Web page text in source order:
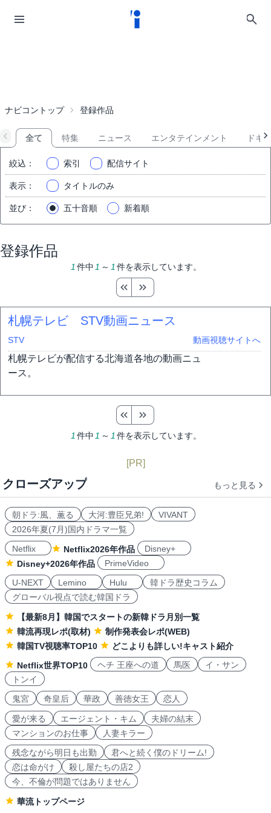
ナビコントップ 登録作品
全て 特集 ニュース エンタテインメント ドキ
絞込 ： 索引 配信サイト
表示 ： タイトルのみ
並び ： 五十音順 新着順
登録作品
1 件中 1 ～ 1 件を表示しています。
札幌テレビ STV動画ニュース
STV 動画視聴サイトへ
札幌テレビが配信する北海道各地の動画ニュ
ース。
1 件中 1 ～ 1 件を表示しています。
[PR]
クローズアップ もっと見る
朝ドラ:風、薫る 大河:豊臣兄弟!
VIVANT
2026年夏(7月)国内ドラマ一覧
Netflix
Netflix2026年作品
Disney+
Disney+2026年作品
PrimeVideo
U-NEXT
Lemino Hulu
韓ドラ歴史コラム
グローバル視点で読む韓国ドラ
【最新8月】韓国でスタートの新韓ドラ月別一覧
韓流再現レポ(取材)
制作発表会レポ(WEB)
韓国TV視聴率TOP10
どこよりも詳しい!キャスト紹介
Netflix世界TOP10
ヘチ 王座への道 馬医
イ・サン
トンイ
鬼宮
奇皇后 華政 善徳女王 恋人
愛が来る エージェント・キム
夫婦の結末
マンションのお仕事
人妻キラー
残念ながら明日も出勤
君へと続く僕のドリーム!
恋は命がけ
殺し屋たちの店2
今、不倫が問題ではありません
華流トップページ